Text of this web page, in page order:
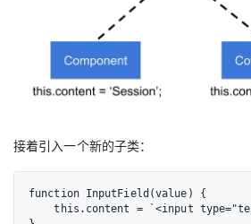
接着引入一个新的子类：
function InputField(value) {
this.content = `<input